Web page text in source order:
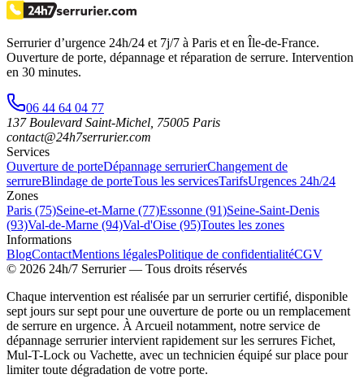
Serrurier d’urgence 24h/24 et 7j/7 à Paris et en Île-de-France.
Ouverture de porte, dépannage et réparation de serrure. Intervention
en 30 minutes.
06 44 64 04 77
137 Boulevard Saint-Michel 75005 Paris
contact@24h7serrurier.com
Services
Ouverture de porteDépannage serrurierChangement de
serrureBlindage de porteTous les servicesTarifsUrgences 24h/24
Zones
Paris (75)Seine-et-Marne (77)Essonne (91)Seine-Saint-Denis
(93)Val-de-Marne (94)Val-d'Oise (95)Toutes les zones
Informations
BlogContactMentions légalesPolitique de confidentialitéCGV
© 2026 24h/7 Serrurier— Tous droits réservés
Chaque intervention est réalisée par un serrurier certifié, disponible
sept jours sur sept pour une ouverture de porte ou un remplacement
de serrure en urgence. À Arcueil notamment, notre service de
dépannage serrurier intervient rapidement sur les serrures Fichet,
Mul-T-Lock ou Vachette, avec un technicien équipé sur place pour
limiter toute dégradation de votre porte.